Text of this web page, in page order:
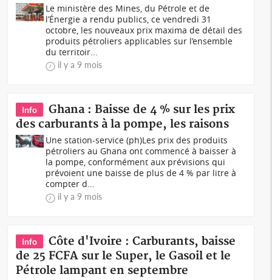
Le ministère des Mines, du Pétrole et de
l’Énergie a rendu publics, ce vendredi 31
octobre, les nouveaux prix maxima de détail des
produits pétroliers applicables sur l’ensemble
du territoir...
il y a 9 mois
Info
Ghana : Baisse de 4 % sur les prix
des carburants à la pompe, les raisons
Une station-service (ph)Les prix des produits
pétroliers au Ghana ont commencé à baisser à
la pompe, conformément aux prévisions qui
prévoient une baisse de plus de 4 % par litre à
compter d...
il y a 9 mois
Info
Côte d'Ivoire : Carburants, baisse
de 25 FCFA sur le Super, le Gasoil et le
Pétrole lampant en septembre